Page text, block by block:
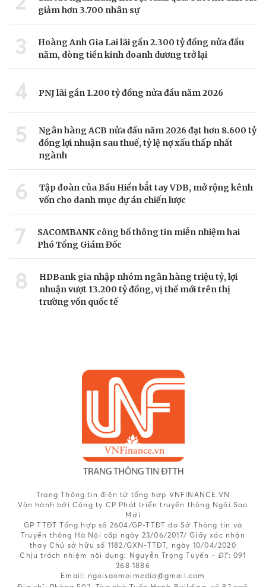
giảm hơn 3.700 nhân sự
3
Hoàng Anh Gia Lai lãi gần 2.300 tỷ đồng nửa đầu
năm, dòng tiền kinh doanh dương trở lại
4 PNJ lãi gần 1.200 tỷ đồng nửa đầu năm 2026
5
Ngân hàng ACB nửa đầu năm 2026 đạt hơn 8.600 tỷ
đồng lợi nhuận sau thuế, tỷ lệ nợ xấu thấp nhất
ngành
6
Tập đoàn của Bầu Hiển bắt tay VDB, mở rộng kênh
vốn cho danh mục dự án chiến lược
7
SACOMBANK công bố thông tin miễn nhiệm hai
Phó Tổng Giám Đốc
8
HDBank gia nhập nhóm ngân hàng triệu tỷ, lợi
nhuận vượt 13.200 tỷ đồng, vị thế mới trên thị
trường vốn quốc tế
Trang Thông tin điện tử tổng hợp VNFINANCE.VN
Vận hành bởi Công ty CP Phát triển truyền thông Ngôi Sao
Mới
GP TTĐT Tổng hợp số 2604/GP-TTĐT do Sở Thông tin và
Truyền thông Hà Nội cấp ngày 23/06/2017/ Giấy xác nhận
thay Chủ sở hữu số 1182/GXN-TTĐT, ngày 10/04/2020
Chịu trách nhiệm nội dung: Nguyễn Trọng Tuyến - ĐT: 091
368 1886
Email: ngoisaomoimedia@gmail.com